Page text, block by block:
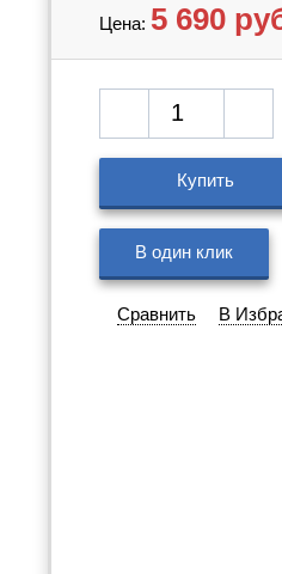
Цена: 5 690
Купить
В один клик
Сравнить В